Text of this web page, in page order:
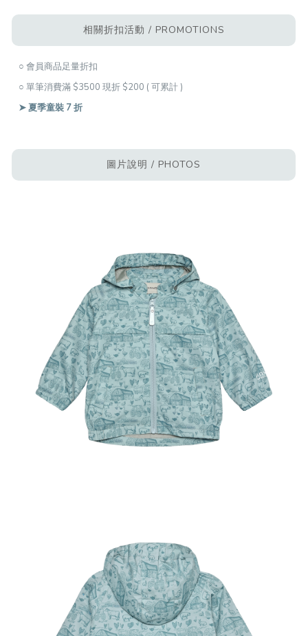
相關折扣活動 / PROMOTIONS
○ 會員商品足量折扣
○ 單筆消費滿 $3500 現折 $200 ( 可累計 )
➤ 夏季童裝 7 折
圖片說明 / PHOTOS